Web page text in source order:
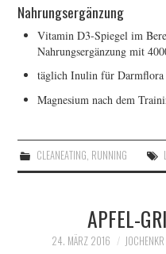
Nahrungsergänzung
Vitamin D3-Spiegel im
Nahrungsergänzung mit
täglich Inulin für Darmflora
Magnesium nach dem
CLEANEATING, RUNNING
APFEL-
24. MÄRZ 2016 JOCHENKR